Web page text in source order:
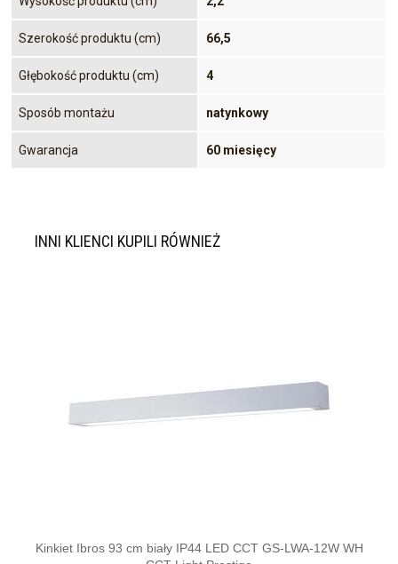
Szerokość produktu (cm) 66,5
Głębokość produktu (cm) 4
Sposób montażu natynkowy
Gwarancja 60 miesięcy
INNI KLIENCI KUPILI RÓWNIEŻ
Kinkiet Ibros 93 cm biały IP44 LED CCT GS-LWA-12W WH